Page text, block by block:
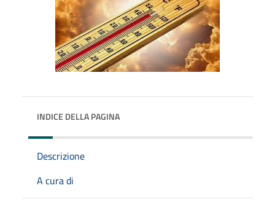
INDICE DELLA PAGINA
Descrizione
A cura di